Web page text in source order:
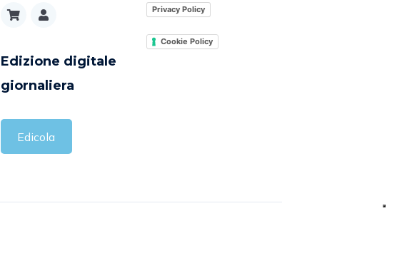
Edizione digitale
giornaliera
Edicola
Privacy Policy
Cookie Policy